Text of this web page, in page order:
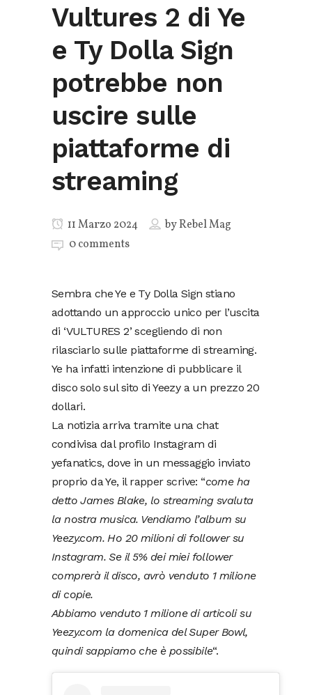
Vultures 2 di Ye
e Ty Dolla Sign
potrebbe non
uscire sulle
piattaforme di
streaming
11 Marzo 2024 byRebel Mag
0 comments
Sembra che Ye e Ty Dolla Sign stiano
adottando un approccio unico per l’uscita
di ‘VULTURES 2’ scegliendo di non
rilasciarlo sulle piattaforme di streaming.
Ye ha infatti intenzione di pubblicare il
disco solo sul sito di Yeezy a un prezzo 20
dollari.
La notizia arriva tramite una chat
condivisa dal profilo Instagram di
yefanatics, dove in un messaggio inviato
proprio da Ye, il rapper scrive: “come ha
detto James Blake, lo streaming svaluta
la nostra musica. Vendiamo l’album su
Yeezy.com. Ho 20 milioni di follower su
Instagram. Se il 5% dei miei follower
comprerà il disco, avrò venduto 1 milione
di copie.
Abbiamo venduto 1 milione di articoli su
Yeezy.com la domenica del Super Bowl,
quindi sappiamo che è possibile“.